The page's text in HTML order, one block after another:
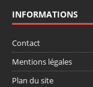
INFORMATIONS
Contact
Mentions légales
Plan du site